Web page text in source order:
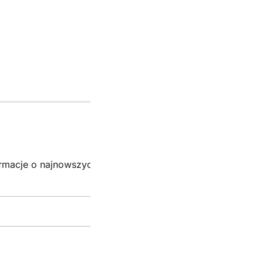
o najnowszych promocjach i wyjątkowych kodach!